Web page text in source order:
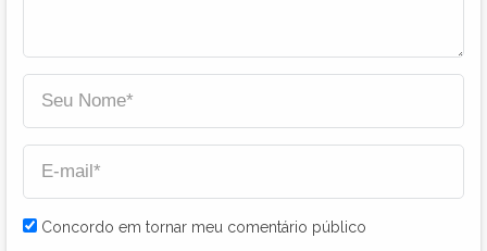
Concordo em tornar meu comentário público